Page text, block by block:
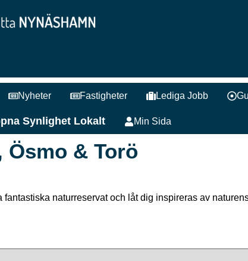
Nyheter Fastigheter Lediga Jobb
Synlighet Lokalt Min Sida
Ösmo & Torö
naturreservat och låt dig inspireras av